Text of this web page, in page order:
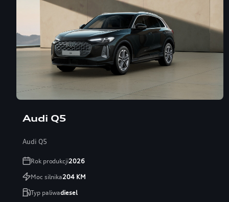
Audi Q5
Audi Q5
Rok produkcji2026
Moc silnika204KM
Typ paliwadiesel